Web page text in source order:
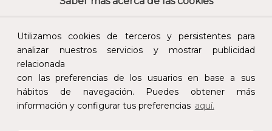
Utilizamos cookies de terceros y persistentes para
analizar nuestros servicios y mostrar publicidad
relacionada
con las preferencias de los usuarios en base a sus
hábitos de navegación. Puedes obtener más
información y configurar tus preferencias aquí.
Atención al cliente